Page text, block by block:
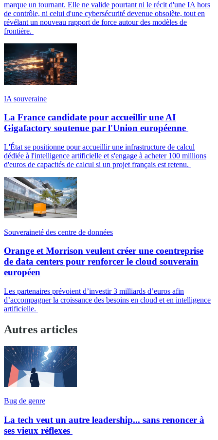
marque un tournant. Elle ne valide pourtant ni le récit d'une IA hors
de contrôle, ni celui d'une cybersécurité devenue obsolète, tout en
révélant un nouveau rapport de force autour des modèles de
frontière.
IA souveraine
La France candidate pour accueillir une AI
Gigafactory soutenue par l'Union européenne
L'État se positionne pour accueillir une infrastructure de calcul
dédiée à l'intelligence artificielle et s'engage à acheter 100 millions
d'euros de capacités de calcul si un projet français est retenu.
Souveraineté des centre de données
Orange et Morrison veulent créer une coentreprise
de data centers pour renforcer le cloud souverain
européen
Les partenaires prévoient d’investir 3 milliards d’euros afin
d’accompagner la croissance des besoins en cloud et en intelligence
artificielle.
Autres articles
Bug de genre
La tech veut un autre leadership... sans renoncer à
ses vieux réflexes